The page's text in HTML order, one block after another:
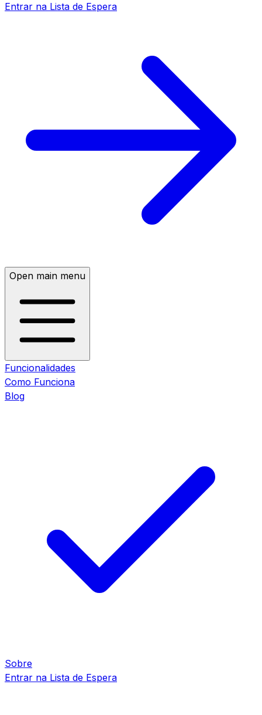
Entrar na Lista de Espera
Open main menu
Funcionalidades
Como Funciona
Blog
Sobre
Entrar na Lista de Espera